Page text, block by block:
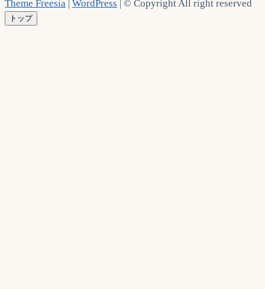
Theme Freesia | WordPress | © Copyright All right reserved
トップ